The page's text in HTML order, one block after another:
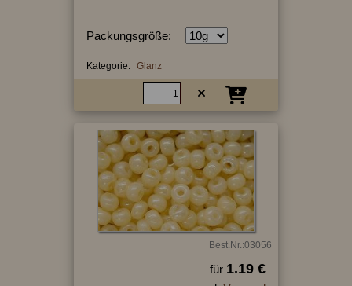
Packungsgröße:
Kategorie: Glanz
Best.Nr.:03056
für 1.19 €